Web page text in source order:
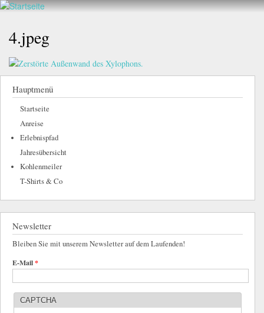
Direkt
Walderlebnis
e.V.
hier
4.jpeg
Hauptmenü
Startseite
Anreise
Erlebnispfad
Jahresübersicht
Kohlenmeiler
T-Shirts & Co
Newsletter
Bleiben Sie mit unserem Newsletter auf dem Laufenden!
E-Mail*
CAPTCHA